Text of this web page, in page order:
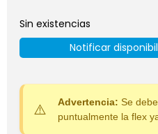
Sin existencias
Notificar
Advertencia: Se
puntualmente la flex